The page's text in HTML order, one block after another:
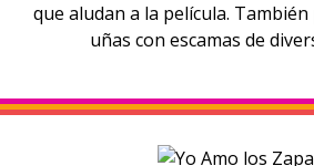
que aludan a la película.
uñas con escamas de